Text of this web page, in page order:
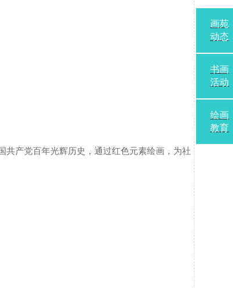
画苑
动态
书画
活动
绘画
教育
共产党百年光辉历史，通过红色元素绘画，为社